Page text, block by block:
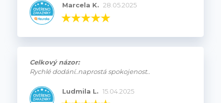
Marcela K. 28.05.2025
Celkový názor:
Rychlé dodání..naprostá spokojenost..
Ludmila L. 15.04.2025